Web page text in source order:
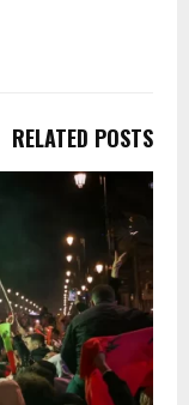
RELATED POSTS